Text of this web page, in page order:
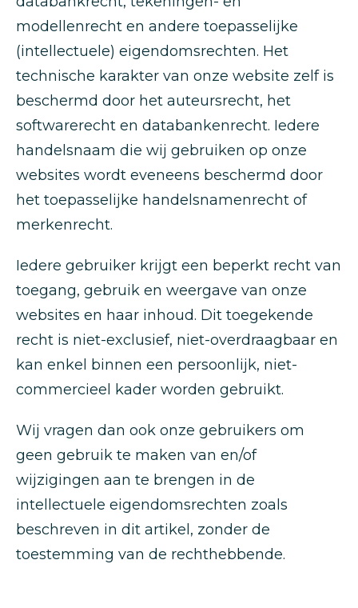
modellenrecht en andere toepasselijke
(intellectuele) eigendomsrechten. Het
technische karakter van onze website zelf is
beschermd door het auteursrecht, het
softwarerecht en databankenrecht. Iedere
handelsnaam die wij gebruiken op onze
websites wordt eveneens beschermd door
het toepasselijke handelsnamenrecht of
merkenrecht.
Iedere gebruiker krijgt een beperkt recht van
toegang, gebruik en weergave van onze
websites en haar inhoud. Dit toegekende
recht is niet-exclusief, niet-overdraagbaar en
kan enkel binnen een persoonlijk, niet-
commercieel kader worden gebruikt.
Wij vragen dan ook onze gebruikers om
geen gebruik te maken van en/of
wijzigingen aan te brengen in de
intellectuele eigendomsrechten zoals
beschreven in dit artikel, zonder de
toestemming van de rechthebbende.